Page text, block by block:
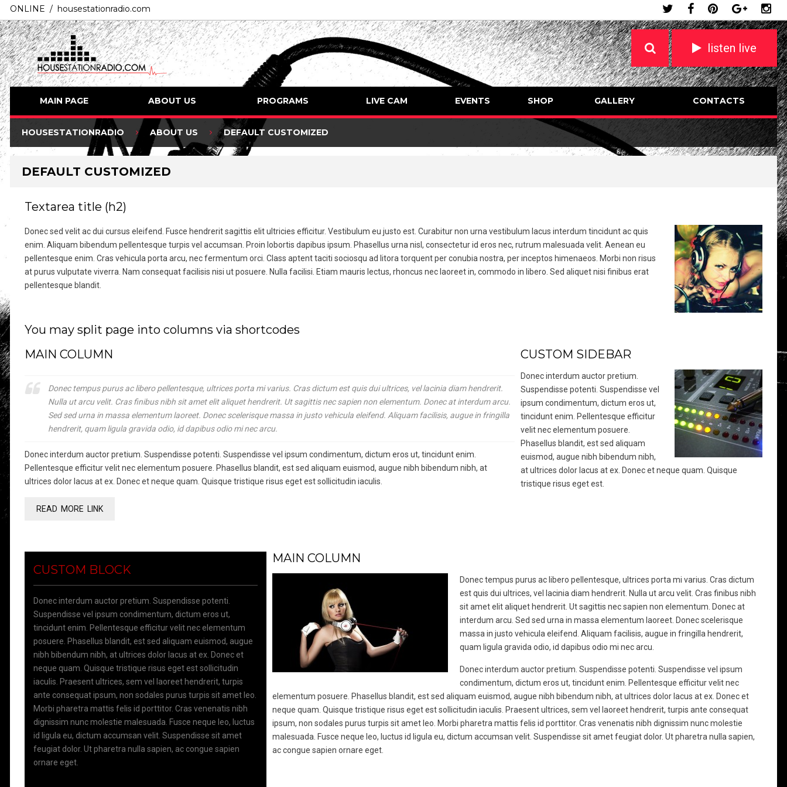
ONLINE / housestationradio.com
listen live
MAIN PAGE ABOUT US PROGRAMS LIVE CAM EVENTS SHOP GALLERY CONTACTS
HOUSESTATIONRADIO ABOUT US DEFAULT CUSTOMIZED
DEFAULT CUSTOMIZED
Textarea title (h2)
Donec sed velit ac dui cursus eleifend. Fusce hendrerit sagittis elit ultricies efficitur. Vestibulum eu justo est. Curabitur non urna vestibulum lacus interdum tincidunt ac quis
enim. Aliquam bibendum pellentesque turpis vel accumsan. Proin lobortis dapibus ipsum. Phasellus urna nisl, consectetur id eros nec, rutrum malesuada velit. Aenean eu
pellentesque enim. Cras vehicula porta arcu, nec fermentum orci. Class aptent taciti sociosqu ad litora torquent per conubia nostra, per inceptos himenaeos. Morbi non risus
at purus vulputate viverra. Nam consequat facilisis nisi ut posuere. Nulla facilisi. Etiam mauris lectus, rhoncus nec laoreet in, commodo in libero. Sed aliquet nisi finibus erat
pellentesque blandit.
You may split page into columns via shortcodes
MAIN COLUMN
Donec tempus purus ac libero pellentesque, ultrices porta mi varius. Cras dictum est quis dui ultrices, vel lacinia diam hendrerit.
Nulla ut arcu velit. Cras finibus nibh sit amet elit aliquet hendrerit. Ut sagittis nec sapien non elementum. Donec at interdum arcu.
Sed sed urna in massa elementum laoreet. Donec scelerisque massa in justo vehicula eleifend. Aliquam facilisis, augue in fringilla
hendrerit, quam ligula gravida odio, id dapibus odio mi nec arcu.
Donec interdum auctor pretium. Suspendisse potenti. Suspendisse vel ipsum condimentum, dictum eros ut, tincidunt enim.
Pellentesque efficitur velit nec elementum posuere. Phasellus blandit, est sed aliquam euismod, augue nibh bibendum nibh, at
ultrices dolor lacus at ex. Donec et neque quam. Quisque tristique risus eget est sollicitudin iaculis.
READ MORE LINK
CUSTOM SIDEBAR
Donec interdum auctor pretium.
Suspendisse potenti. Suspendisse vel
ipsum condimentum, dictum eros ut,
tincidunt enim. Pellentesque efficitur
velit nec elementum posuere.
Phasellus blandit, est sed aliquam
euismod, augue nibh bibendum nibh,
at ultrices dolor lacus at ex. Donec et neque quam. Quisque
tristique risus eget est.
CUSTOM BLOCK
Donec interdum auctor pretium. Suspendisse potenti.
Suspendisse vel ipsum condimentum, dictum eros ut,
tincidunt enim. Pellentesque efficitur velit nec elementum
posuere. Phasellus blandit, est sed aliquam euismod, augue
nibh bibendum nibh, at ultrices dolor lacus at ex. Donec et
neque quam. Quisque tristique risus eget est sollicitudin
iaculis. Praesent ultrices, sem vel laoreet hendrerit, turpis
ante consequat ipsum, non sodales purus turpis sit amet leo.
Morbi pharetra mattis felis id porttitor. Cras venenatis nibh
dignissim nunc molestie malesuada. Fusce neque leo, luctus
id ligula eu, dictum accumsan velit. Suspendisse sit amet
feugiat dolor. Ut pharetra nulla sapien, ac congue sapien
ornare eget.
MAIN COLUMN
Donec tempus purus ac libero pellentesque, ultrices porta mi varius. Cras dictum
est quis dui ultrices, vel lacinia diam hendrerit. Nulla ut arcu velit. Cras finibus nibh
sit amet elit aliquet hendrerit. Ut sagittis nec sapien non elementum. Donec at
interdum arcu. Sed sed urna in massa elementum laoreet. Donec scelerisque
massa in justo vehicula eleifend. Aliquam facilisis, augue in fringilla hendrerit,
quam ligula gravida odio, id dapibus odio mi nec arcu.
Donec interdum auctor pretium. Suspendisse potenti. Suspendisse vel ipsum
condimentum, dictum eros ut, tincidunt enim. Pellentesque efficitur velit nec
elementum posuere. Phasellus blandit, est sed aliquam euismod, augue nibh bibendum nibh, at ultrices dolor lacus at ex. Donec et
neque quam. Quisque tristique risus eget est sollicitudin iaculis. Praesent ultrices, sem vel laoreet hendrerit, turpis ante consequat
ipsum, non sodales purus turpis sit amet leo. Morbi pharetra mattis felis id porttitor. Cras venenatis nibh dignissim nunc molestie
malesuada. Fusce neque leo, luctus id ligula eu, dictum accumsan velit. Suspendisse sit amet feugiat dolor. Ut pharetra nulla sapien,
ac congue sapien ornare eget.